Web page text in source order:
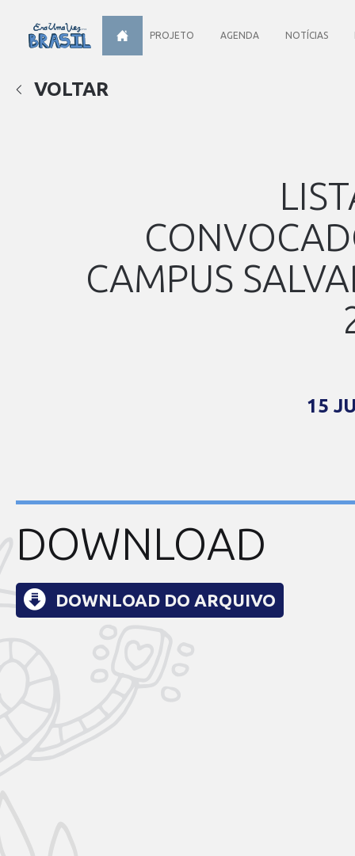
PROJETO AGENDA NOTÍCIAS
VOLTAR
CAMPUS
15
DOWNLOAD
DOWNLOAD DO ARQUIVO